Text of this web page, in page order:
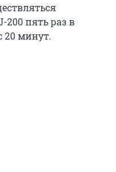
200 пять раз в
20 минут.